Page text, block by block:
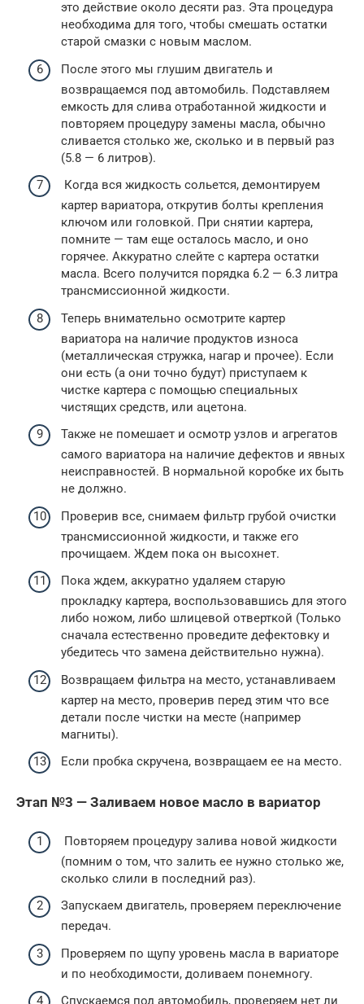
это действие около десяти раз. Эта процедура
необходима для того, чтобы смешать остатки
старой смазки с новым маслом.
После этого мы глушим двигатель и
возвращаемся под автомобиль. Подставляем
емкость для слива отработанной жидкости и
повторяем процедуру замены масла, обычно
сливается столько же, сколько и в первый раз
(5.8 — 6 литров).
Когда вся жидкость сольется, демонтируем
картер вариатора, открутив болты крепления
ключом или головкой. При снятии картера,
помните — там еще осталось масло, и оно
горячее. Аккуратно слейте с картера остатки
масла. Всего получится порядка 6.2 — 6.3 литра
трансмиссионной жидкости.
Теперь внимательно осмотрите картер
вариатора на наличие продуктов износа
(металлическая стружка, нагар и прочее). Если
они есть (а они точно будут) приступаем к
чистке картера с помощью специальных
чистящих средств, или ацетона.
Также не помешает и осмотр узлов и агрегатов
самого вариатора на наличие дефектов и явных
неисправностей. В нормальной коробке их быть
не должно.
Проверив все, снимаем фильтр грубой очистки
трансмиссионной жидкости, и также его
прочищаем. Ждем пока он высохнет.
Пока ждем, аккуратно удаляем старую
прокладку картера, воспользовавшись для этого
либо ножом, либо шлицевой отверткой (Только
сначала естественно проведите дефектовку и
убедитесь что замена действительно нужна).
Возвращаем фильтра на место, устанавливаем
картер на место, проверив перед этим что все
детали после чистки на месте (например
магниты).
Если пробка скручена, возвращаем ее на место.
Этап №3 — Заливаем новое масло в вариатор
Повторяем процедуру залива новой жидкости
(помним о том, что залить ее нужно столько же,
сколько слили в последний раз).
Запускаем двигатель, проверяем переключение
передач.
Проверяем по щупу уровень масла в вариаторе
и по необходимости, доливаем понемногу.
Спускаемся под автомобиль, проверяем нет ли